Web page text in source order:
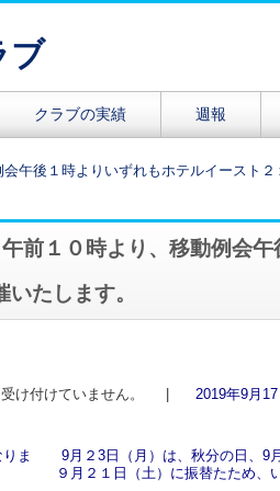
ブ
クラブの実績 週報
午後１時よりいずれもホテルイースト２
前１０時より、移動例会午
たします。
け付けていません。 2019年9月17
ま
9月２3日（月）は、秋分の日、9
９月２１日（土）に振替たため、